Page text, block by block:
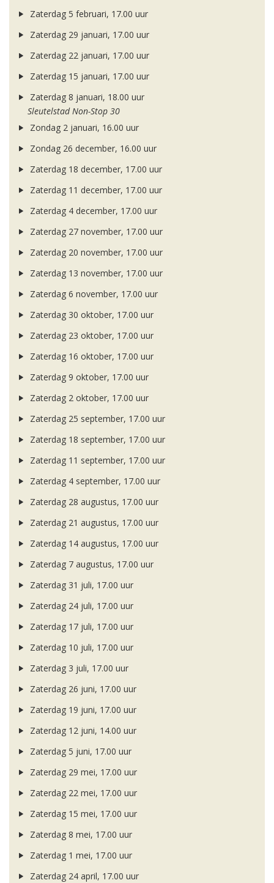
Zaterdag 5 februari, 17.00 uur
Zaterdag 29 januari, 17.00 uur
Zaterdag 22 januari, 17.00 uur
Zaterdag 15 januari, 17.00 uur
Zaterdag 8 januari, 18.00 uur
Sleutelstad Non-Stop 30
Zondag 2 januari, 16.00 uur
Zondag 26 december, 16.00 uur
Zaterdag 18 december, 17.00 uur
Zaterdag 11 december, 17.00 uur
Zaterdag 4 december, 17.00 uur
Zaterdag 27 november, 17.00 uur
Zaterdag 20 november, 17.00 uur
Zaterdag 13 november, 17.00 uur
Zaterdag 6 november, 17.00 uur
Zaterdag 30 oktober, 17.00 uur
Zaterdag 23 oktober, 17.00 uur
Zaterdag 16 oktober, 17.00 uur
Zaterdag 9 oktober, 17.00 uur
Zaterdag 2 oktober, 17.00 uur
Zaterdag 25 september, 17.00 uur
Zaterdag 18 september, 17.00 uur
Zaterdag 11 september, 17.00 uur
Zaterdag 4 september, 17.00 uur
Zaterdag 28 augustus, 17.00 uur
Zaterdag 21 augustus, 17.00 uur
Zaterdag 14 augustus, 17.00 uur
Zaterdag 7 augustus, 17.00 uur
Zaterdag 31 juli, 17.00 uur
Zaterdag 24 juli, 17.00 uur
Zaterdag 17 juli, 17.00 uur
Zaterdag 10 juli, 17.00 uur
Zaterdag 3 juli, 17.00 uur
Zaterdag 26 juni, 17.00 uur
Zaterdag 19 juni, 17.00 uur
Zaterdag 12 juni, 14.00 uur
Zaterdag 5 juni, 17.00 uur
Zaterdag 29 mei, 17.00 uur
Zaterdag 22 mei, 17.00 uur
Zaterdag 15 mei, 17.00 uur
Zaterdag 8 mei, 17.00 uur
Zaterdag 1 mei, 17.00 uur
Zaterdag 24 april, 17.00 uur